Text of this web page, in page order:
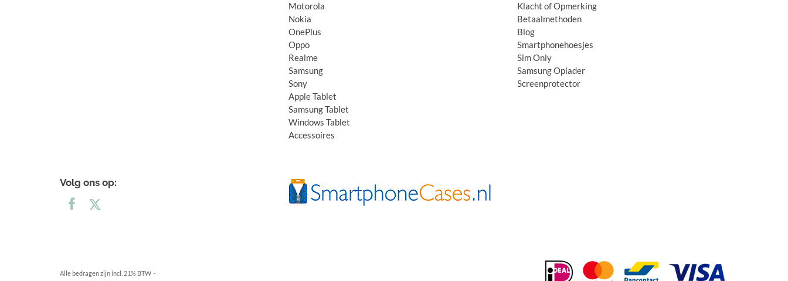
Motorola
Nokia
OnePlus
Oppo
Realme
Samsung
Sony
Apple Tablet
Samsung Tablet
Windows Tablet
Accessoires
Klacht of Opmerking
Betaalmethoden
Blog
Smartphonehoesjes
Sim Only
Samsung Oplader
Screenprotector
Volg ons op:
Alle bedragen zijn incl. 21% BTW -